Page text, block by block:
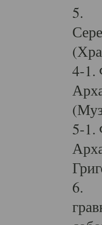
5.
4-1.
5-1.
6.